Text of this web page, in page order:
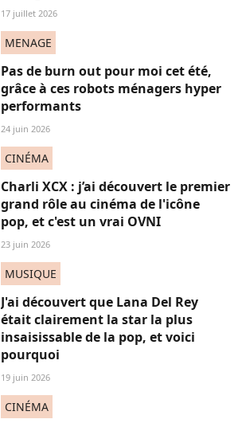
17 juillet 2026
MENAGE
Pas de burn out pour moi cet été,
grâce à ces robots ménagers hyper
performants
24 juin 2026
CINÉMA
Charli XCX : j’ai découvert le premier
grand rôle au cinéma de l'icône
pop, et c'est un vrai OVNI
23 juin 2026
MUSIQUE
J'ai découvert que Lana Del Rey
était clairement la star la plus
insaisissable de la pop, et voici
pourquoi
19 juin 2026
CINÉMA